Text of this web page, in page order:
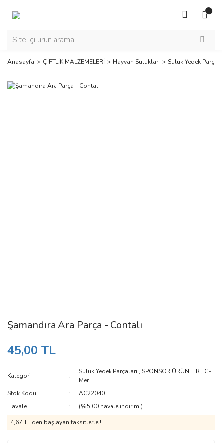
Anasayfa ÇİFTLİK MALZEMELERİ Hayvan Sulukları Suluk Yedek
Şamandıra Ara Parça - Contalı
45,00 TL
Kategori
Suluk Yedek Parçaları ,SPONSOR ÜRÜNLER , G-
Mer
Stok Kodu
AC22040
Havale
(%5,00 havale indirimi)
4,67 TL den başlayan taksitlerle!!